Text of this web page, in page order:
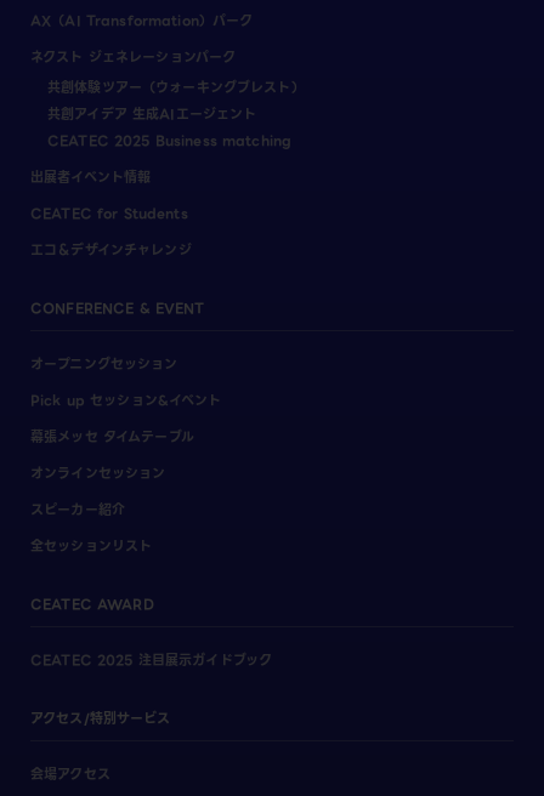
AX（AI Transformation）パーク
ネクスト ジェネレーションパーク
共創体験ツアー（ウォーキングブレスト）
共創アイデア 生成AIエージェント
CEATEC 2025 Business matching
出展者イベント情報
CEATEC for Students
エコ＆デザインチャレンジ
CONFERENCE & EVENT
オープニングセッション
Pick up セッション&イベント
幕張メッセ タイムテーブル
オンラインセッション
スピーカー紹介
全セッションリスト
CEATEC AWARD
CEATEC 2025 注目展示ガイドブック
アクセス/特別サービス
会場アクセス